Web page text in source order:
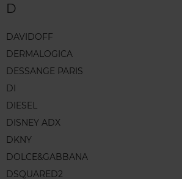
D
DAVIDOFF
DERMALOGICA
DESSANGE PARIS
DI
DIESEL
DISNEY ADX
DKNY
DOLCE&GABBANA
DSQUARED2